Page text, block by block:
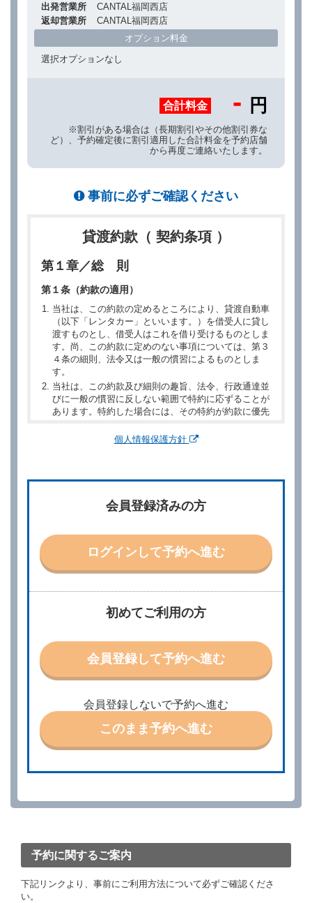
出発営業所
CANTAL福岡西店
返却営業所
CANTAL福岡西店
オプション料金
選択オプションなし
合計料金 - 円
※割引がある場合は（長期割引やその他割引券な
ど）、予約確定後に割引適用した合計料金を予約店舗
から再度ご連絡いたします。
事前に必ずご確認ください
貸渡約款（ 契約条項 ）
第１章／総 則
第１条（約款の適用）
当社は、この約款の定めるところにより、貸渡自動車
（以下「レンタカー」といいます。）を借受人に貸し
渡すものとし、借受人はこれを借り受けるものとしま
す。尚、この約款に定めのない事項については、第３
４条の細則、法令又は一般の慣習によるものとしま
す。
当社は、この約款及び細則の趣旨、法令、行政通達並
びに一般の慣習に反しない範囲で特約に応ずることが
あります。特約した場合には、その特約が約款に優先
別に定める料金表等に同意のうえ、別に定める方法に
他の借受条件（以下「借受条件」といいます。）を明
示して予約の申込みを行うことができます。なお、当
社は、電話連絡並びに電子メールによる予約に応じま
責任を負わないものとします。
当社は、借受人から予約の申込みがあったときは、原
則として、当社の保有するレンタカーの範囲内で予約
特に認める場合を除き、別に定める予約申込金を支払
うものとします。
第３条（予約の変更）
借受人は、前条第１項の借受条件を変更しようとする
ときは、あらかじめ当社の承諾を受けなければならな
いものとします。
第４条（予約の取消し等）
ができます。
を１時間以上経過してもレンタカー貸渡契約（以下
約取消手数料を当社に支払うものとし、当社は、この
予約取消手数料の支払いがあったときは、受領済の予
約申込金を借受人に返還するものとします。
当社の都合により、予約が取り消されたとき、又は貸
個人情報保護方針
初めてご利用の方
会員登録して予約へ進む
会員登録しないで予約へ進む
このまま予約へ進む
会員登録済みの方
ログインして予約へ進む
予約に関するご案内
下記リンクより、事前にご利用方法について必ずご確認くださ
い。